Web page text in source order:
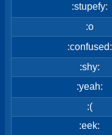
:stupefy:
:o
:confused:
:shy:
:yeah:
:(
:eek: